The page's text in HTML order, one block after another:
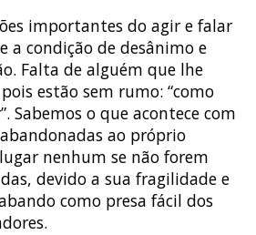
importantes do agir e falar
a condição de desânimo e
Falta de alguém que lhe
estão sem rumo: “como
Sabemos o que acontece com
ao próprio
nenhum se não forem
devido a sua fragilidade e
como presa fácil dos